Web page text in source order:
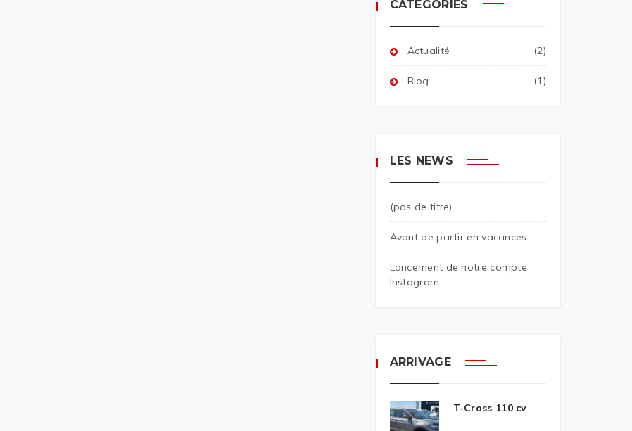
CATÉGORIES
Actualité (2)
Blog (1)
LES NEWS
(pas de titre)
Avant de partir en vacances
Lancement de notre compte
Instagram
ARRIVAGE
T-Cross 110 cv